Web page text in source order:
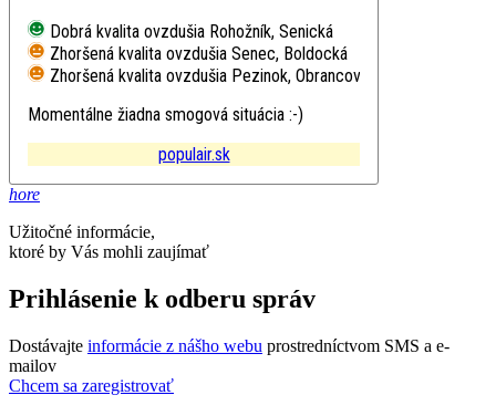
Dobrá kvalita ovzdušia Rohožník, Senická
Zhoršená kvalita ovzdušia Senec, Boldocká
Zhoršená kvalita ovzdušia Pezinok, Obrancov mieru
Momentálne žiadna smogová situácia :-)
populair.sk
hore
Užitočné informácie,
ktoré by Vás mohli zaujímať
Prihlásenie k odberu správ
Dostávajte informácie z nášho webu prostredníctvom SMS a e-
mailov
Chcem sa zaregistrovať